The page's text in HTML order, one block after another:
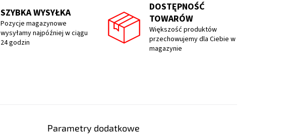
SZYBKA WYSYŁKA
Pozycje magazynowe
wysyłamy najpóźniej w ciągu
24 godzin
DOSTĘPNOŚĆ
TOWARÓW
Większość produktów
przechowujemy dla Ciebie w
magazynie
Parametry dodatkowe